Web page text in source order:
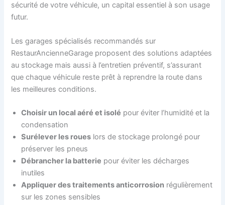
sécurité de votre véhicule, un capital essentiel à son usage
futur.
Les garages spécialisés recommandés sur
RestaurAncienneGarage proposent des solutions adaptées
au stockage mais aussi à l’entretien préventif, s’assurant
que chaque véhicule reste prêt à reprendre la route dans
les meilleures conditions.
Choisir un local aéré et isolé pour éviter l’humidité et la
condensation
Surélever les roues lors de stockage prolongé pour
préserver les pneus
Débrancher la batterie pour éviter les décharges
inutiles
Appliquer des traitements anticorrosion régulièrement
sur les zones sensibles